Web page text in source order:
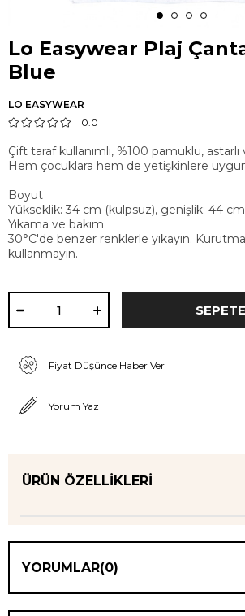
Lo Easywear Plaj
Blue
LO EASYWEAR
0.0
Çift taraf kullanımlı, %100 pamuklu,
Hem çocuklara hem de yetişkinlere
Boyut
Yükseklik: 34 cm (kulpsuz), genişlik: 44
Yıkama ve bakım
30°C'de benzer renklerle yıkayın.
kullanmayın.
Fiyat Düşünce Haber Ver
Yorum Yaz
ÜRÜN ÖZELLIKLERI
YORUMLAR(0)